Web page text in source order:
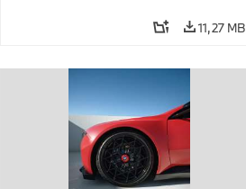
11,27 MB